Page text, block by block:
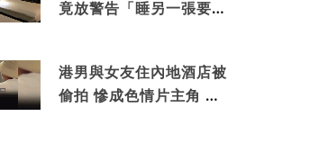
竟放警告「睡另一張要加
港男與女友住內地酒店被
偷拍 慘成色情片主角 鏡